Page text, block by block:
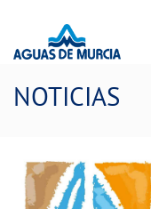
NOTICIAS